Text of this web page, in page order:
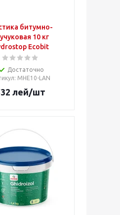
битумно-
10 кг
Ecobit
Достаточно
: MHE10-LAN
лей/шт